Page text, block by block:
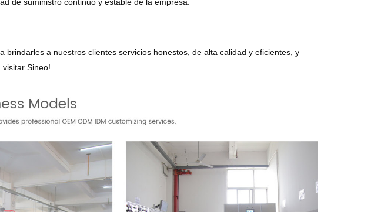
a nuestros clientes servicios honestos, de alta calidad y eficientes, y
Sineo!